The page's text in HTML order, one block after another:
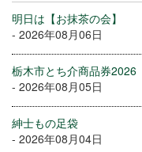
明日は【お抹茶の会】
- 2026年08月06日
栃木市とち介商品券2026
- 2026年08月05日
紳士もの足袋
- 2026年08月04日